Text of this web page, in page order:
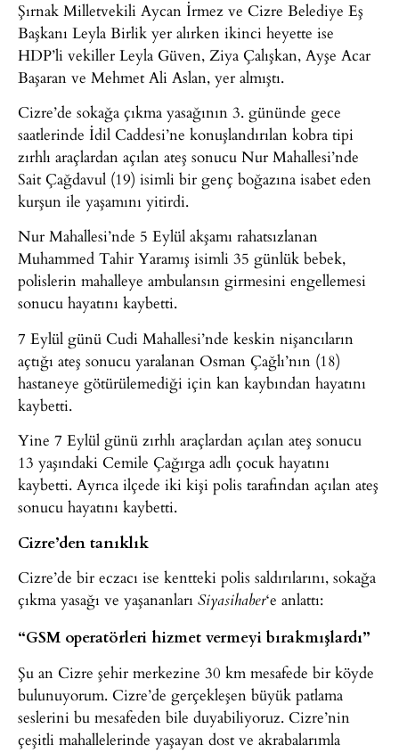
Şırnak Milletvekili Aycan İrmez ve Cizre Belediye Eş
Başkanı Leyla Birlik yer alırken ikinci heyette ise
HDP’li vekiller Leyla Güven, Ziya Çalışkan, Ayşe Acar
Başaran ve Mehmet Ali Aslan, yer almıştı.
Cizre’de sokağa çıkma yasağının 3. gününde gece
saatlerinde İdil Caddesi’ne konuşlandırılan kobra tipi
zırhlı araçlardan açılan ateş sonucu Nur Mahallesi’nde
Sait Çağdavul (19) isimli bir genç boğazına isabet eden
kurşun ile yaşamını yitirdi.
Nur Mahallesi’nde 5 Eylül akşamı rahatsızlanan
Muhammed Tahir Yaramış isimli 35 günlük bebek,
polislerin mahalleye ambulansın girmesini engellemesi
sonucu hayatını kaybetti.
7 Eylül günü Cudi Mahallesi’nde keskin nişancıların
açtığı ateş sonucu yaralanan Osman Çağlı’nın (18)
hastaneye götürülemediği için kan kaybından hayatını
kaybetti.
Yine 7 Eylül günü zırhlı araçlardan açılan ateş sonucu
13 yaşındaki Cemile Çağırga adlı çocuk hayatını
kaybetti. Ayrıca ilçede iki kişi polis tarafından açılan ateş
sonucu hayatını kaybetti.
Cizre’den tanıklık
Cizre’de bir eczacı ise kentteki polis saldırılarını, sokağa
çıkma yasağı ve yaşananları Siyasihaber‘e anlattı:
“GSM operatörleri hizmet vermeyi bırakmışlardı”
Şu an Cizre şehir merkezine 30 km mesafede bir köyde
bulunuyorum. Cizre’de gerçekleşen büyük patlama
seslerini bu mesafeden bile duyabiliyoruz. Cizre’nin
çeşitli mahallelerinde yaşayan dost ve akrabalarımla